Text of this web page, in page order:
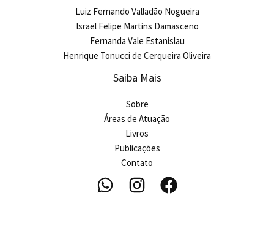
Luiz Fernando Valladão Nogueira
Israel Felipe Martins Damasceno
Fernanda Vale Estanislau
Henrique Tonucci de Cerqueira Oliveira
Saiba Mais
Sobre
Áreas de Atuação
Livros
Publicações
Contato